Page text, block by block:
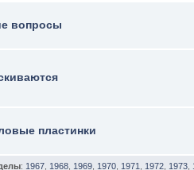
вопросы
пластинки
: 1967 1968 1969 1970 1971 1972 1973